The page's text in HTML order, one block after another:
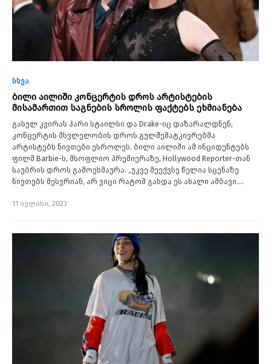
სხვა
ბილი აილიში კონცერტის დროს არტისტების
მისამართით საგნების სროლის ფაქტებს ეხმიანება
გასულ კვირას ჰარი სტაილსი და Drake-იც დაზარალდნენ,
კონცერტის მსვლელობის დროს გულშემატკივრებმა
არტისტებს ნივთები ესროლეს. ბილი აილიში ამ ინციდენტებს
ფილმ Barbie-ს, მსოფლიო პრემიერაზე, Hollywood Reporter-თან
საუბრის დროს გამოეხმაურა. „უკვე მეექვსე წელია სცენაზე
ნივთებს მესვრიან, არ ვიცი რატომ გახდა ეს ახალი ამბავი.…
11 ივლისი, 2023